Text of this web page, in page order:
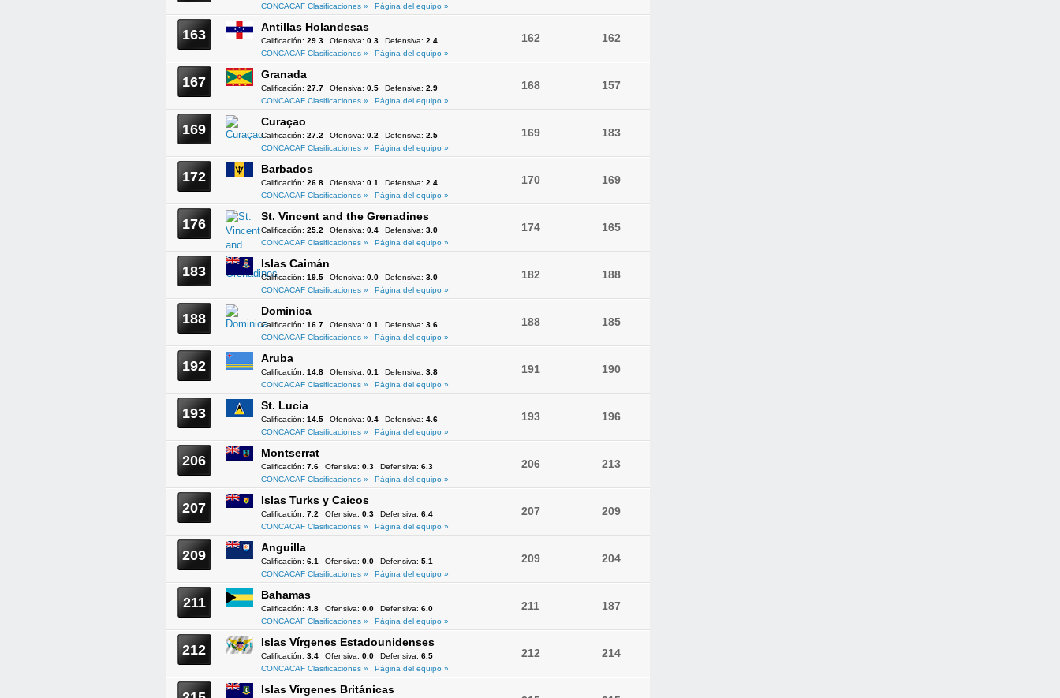
CONCACAF Clasificaciones »
Página del equipo »
163 Antillas Holandesas
Calificación: 29.3 Ofensiva: 0.3 Defensiva: 2.4
CONCACAF Clasificaciones »
Página del equipo »
162 162
167 Granada
Calificación: 27.7 Ofensiva: 0.5 Defensiva: 2.9
CONCACAF Clasificaciones »
Página del equipo »
168 157
169 Curaçao
Calificación: 27.2 Ofensiva: 0.2 Defensiva: 2.5
CONCACAF Clasificaciones »
Página del equipo »
169 183
172 Barbados
Calificación: 26.8 Ofensiva: 0.1 Defensiva: 2.4
CONCACAF Clasificaciones »
Página del equipo »
170 169
176 St. Vincent and the Grenadines
Calificación: 25.2 Ofensiva: 0.4 Defensiva: 3.0
CONCACAF Clasificaciones »
Página del equipo »
174 165
183 Islas Caimán
Calificación: 19.5 Ofensiva: 0.0 Defensiva: 3.0
CONCACAF Clasificaciones »
Página del equipo »
182 188
188 Dominica
Calificación: 16.7 Ofensiva: 0.1 Defensiva: 3.6
CONCACAF Clasificaciones »
Página del equipo »
188 185
192 Aruba
Calificación: 14.8 Ofensiva: 0.1 Defensiva: 3.8
CONCACAF Clasificaciones »
Página del equipo »
191 190
193 St. Lucia
Calificación: 14.5 Ofensiva: 0.4 Defensiva: 4.6
CONCACAF Clasificaciones »
Página del equipo »
193 196
206 Montserrat
Calificación: 7.6 Ofensiva: 0.3 Defensiva: 6.3
CONCACAF Clasificaciones »
Página del equipo »
206 213
207 Islas Turks y Caicos
Calificación: 7.2 Ofensiva: 0.3 Defensiva: 6.4
CONCACAF Clasificaciones »
Página del equipo »
207 209
209 Anguilla
Calificación: 6.1 Ofensiva: 0.0 Defensiva: 5.1
CONCACAF Clasificaciones »
Página del equipo »
209 204
211 Bahamas
Calificación: 4.8 Ofensiva: 0.0 Defensiva: 6.0
CONCACAF Clasificaciones »
Página del equipo »
211 187
212 Islas Vírgenes Estadounidenses
Calificación: 3.4 Ofensiva: 0.0 Defensiva: 6.5
CONCACAF Clasificaciones »
Página del equipo »
212 214
Islas Vírgenes Británicas